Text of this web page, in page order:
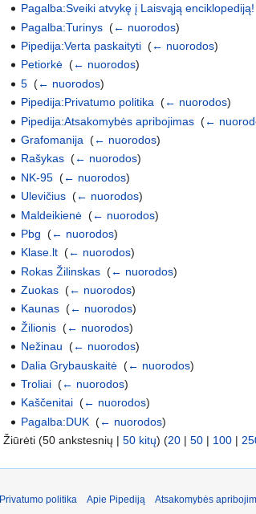
Pagalba:Sveiki atvykę į Laisvąją enciklopediją!
Pagalba:Turinys ‎(← nuorodos)
Pipedija:Verta paskaityti ‎(← nuorodos)
Petiorkė ‎(← nuorodos)
5 ‎(← nuorodos)
Pipedija:Privatumo politika ‎(← nuorodos)
Pipedija:Atsakomybės apribojimas ‎(←
Grafomanija ‎(← nuorodos)
Rašykas ‎(← nuorodos)
NK-95 ‎(← nuorodos)
Ulevičius ‎(← nuorodos)
Maldeikienė ‎(← nuorodos)
Pbg ‎(← nuorodos)
Klase.lt ‎(← nuorodos)
Rokas Žilinskas ‎(← nuorodos)
Zuokas ‎(← nuorodos)
Kaunas ‎(← nuorodos)
Žilionis ‎(← nuorodos)
Nežinau ‎(← nuorodos)
Dalia Grybauskaitė ‎(← nuorodos)
Troliai ‎(← nuorodos)
Kaščenitai ‎(← nuorodos)
Pagalba:DUK ‎(← nuorodos)
Žiūrėti (50 ankstesnių | 50 kitų) (20 | 50 | 100 |
Privatumo politika Apie Pipediją Atsakomybės